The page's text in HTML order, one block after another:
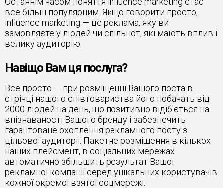
все більш популярним. Якщо говорити просто,
influence marketing — це реклама, яку ви
замовляєте у людей чи спільнот, які мають вплив і
велику аудиторію.
Навіщо Вам ця послуга?
Все просто — при розміщенні Вашого поста в
стрічці нашого співтовариства його побачать від
2000 людей на день, що позитивно відіб'ється на
впізнаваності Вашого бренду і забезпечить
гарантоване охоплення рекламного посту з
цільової аудиторії. Пакетне розміщення в кількох
наших плейсмент, в соціальних мережах
автоматично збільшить результат Вашої
рекламної компанії серед унікальних користувачів
кожної окремої взятої соцмережі.